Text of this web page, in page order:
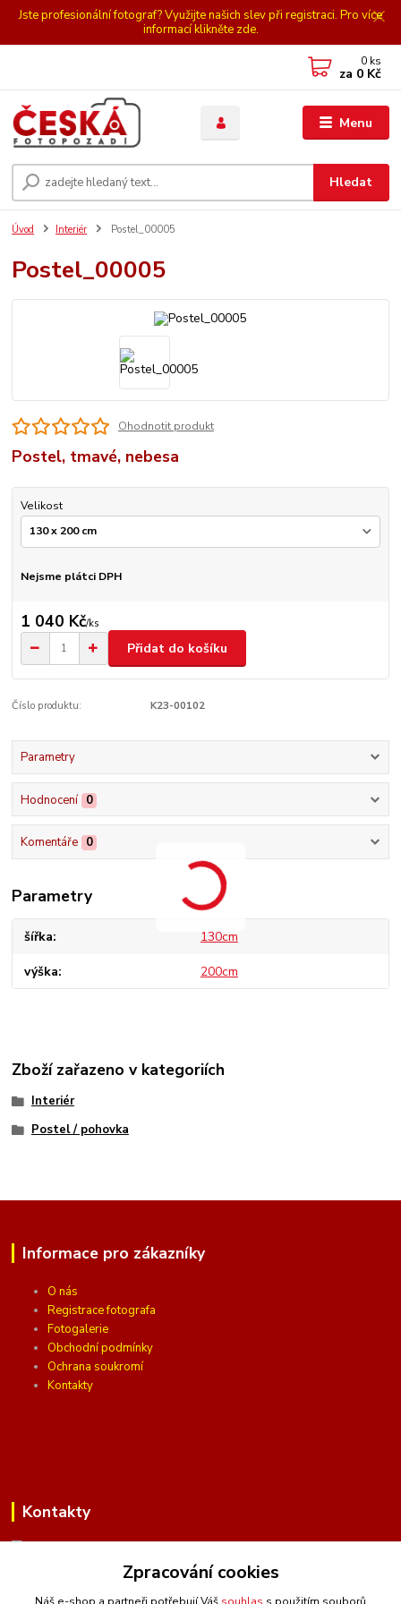
Jste profesionální fotograf? Využijte našich slev při registraci. Pro více
informací klikněte zde.
Menu
Hledat
0 ks
za 0 Kč
Úvod Interiér Postel_00005
Postel_00005
Ohodnotit produkt
Postel, tmavé, nebesa
Velikost
Nejsme plátci DPH
1 040 Kč/ks
Přidat do košíku
Číslo produktu: K23-00102
Parametry
Hodnocení 0
Komentáře 0
Parametry
šířka 130cm
výška 200cm
Zboží zařazeno v kategoriích
Interiér
Postel / pohovka
Informace pro zákazníky
O nás
Registrace fotografa
Fotogalerie
Obchodní podmínky
Ochrana soukromí
Kontakty
Kontakty
(Po-Pá, 10 - 16 hod.)
Zpracování cookies